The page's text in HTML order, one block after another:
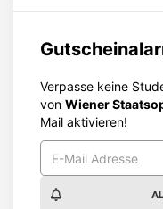
Verpasse keine
von Wiener
Mail aktivieren!